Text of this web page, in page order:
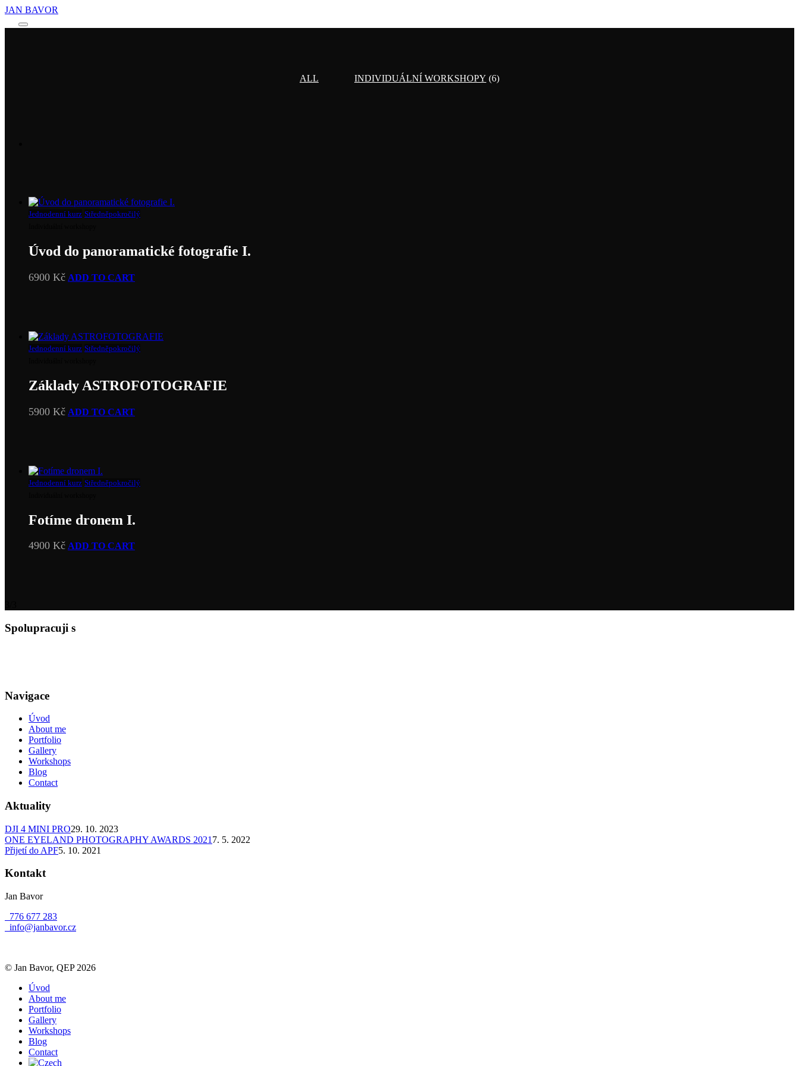
JAN BAVOR
Main
ALL INDIVIDUÁLNÍ WORKSHOPY (6)
Jednodenní kurz Středněpokročilý
Úvod do panoramatické fotografie I.
6900 Kč ADD TO CART
Jednodenní kurz Středněpokročilý
Základy ASTROFOTOGRAFIE
5900 Kč ADD TO CART
Jednodenní kurz Středněpokročilý
Fotíme dronem I.
4900 Kč ADD TO CART
Spolupracuji s
Navigace
Úvod
About me
Portfolio
Gallery
Workshops
Blog
Contact
Aktuality
DJI 4 MINI PRO29. 10. 2023
ONE EYELAND PHOTOGRAPHY AWARDS 2021 7. 5. 2022
Přijetí do APF5. 10. 2021
Kontakt
Jan Bavor
776 677 283
info@janbavor.cz
© Jan Bavor, QEP 2026
Úvod
About me
Portfolio
Gallery
Workshops
Blog
Contact